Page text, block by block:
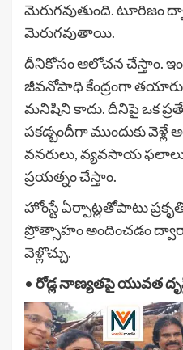
మెరుగవుతుంది. టూరిజం
మెరుగవుతాయి.
దీనికోసం ఆలోచన చేస్తాం.
జీవనోపాధి కేంద్రంగా తయారు
మనిషిని కాదు. దీనిపై ఒక
పకడ్బందీగా ముందుకు వెళ్లే
వనరులు, వ్యవసాయ ఫలాలు
ప్రయత్నం చేస్తాం.
హోంస్టే ఏర్పాట్లతోపాటు
ప్రోత్సాహం అందించడం
వెళ్లొచ్చు.
• రోడ్ల నాణ్యతపై యువత